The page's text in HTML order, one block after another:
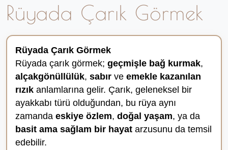
Rüyada Çarık Görmek
Rüyada Çarık Görmek
Rüyada çarık görmek; geçmişle bağ kurmak,
alçakgönüllülük, sabırve emekle kazanılan
rızıkanlamlarına gelir. Çarık, geleneksel bir
ayakkabı türü olduğundan, bu rüya aynı
zamanda eskiye özlem, doğal yaşam, ya da
basit ama sağlam bir hayatarzusunu da temsil
edebilir.